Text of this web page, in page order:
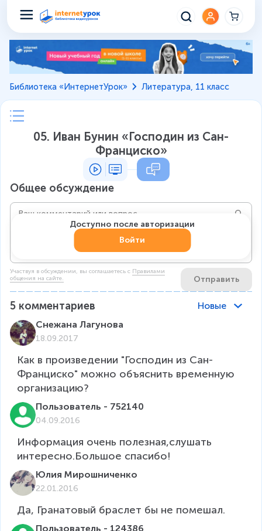
Библиотека «ИнтернетУрок» Литература, 11 класс
05. Иван Бунин «Господин из Сан-
Франциско»
Общее обсуждение
Участвуя в обсуждении, вы соглашаетесь c Правилами
общения на сайте.
Отправить
Доступно после авторизации
Войти
5 комментариев
Новые
Снежана Лагунова
18.09.2017
Как в произведении "Господин из Сан-
Франциско" можно объяснить временную
организацию?
Пользователь - 752140
04.09.2016
Информация очень полезная,слушать
интересно.Большое спасибо!
Юлия Мирошниченко
22.01.2016
Да, Гранатовый браслет бы не помешал.
Пользователь - 124386